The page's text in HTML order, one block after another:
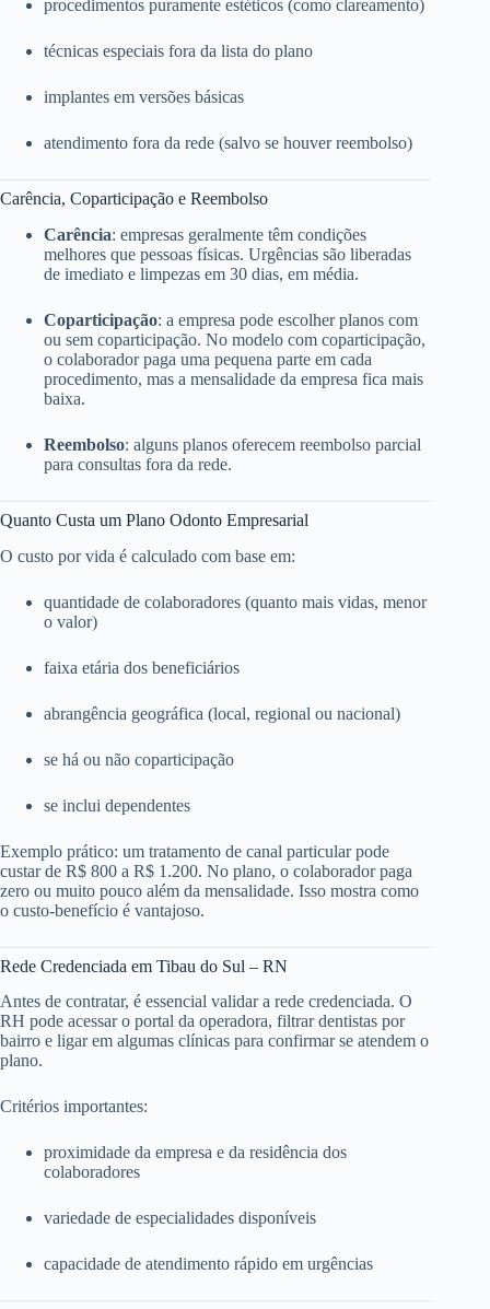
procedimentos puramente estéticos (como clareamento)
técnicas especiais fora da lista do plano
implantes em versões básicas
atendimento fora da rede (salvo se houver reembolso)
Carência, Coparticipação e Reembolso
Carência: empresas geralmente têm condições
melhores que pessoas físicas. Urgências são liberadas
de imediato e limpezas em 30 dias, em média.
Coparticipação: a empresa pode escolher planos com
ou sem coparticipação. No modelo com coparticipação,
o colaborador paga uma pequena parte em cada
procedimento, mas a mensalidade da empresa fica mais
baixa.
Reembolso: alguns planos oferecem reembolso parcial
para consultas fora da rede.
Quanto Custa um Plano Odonto Empresarial
O custo por vida é calculado com base em:
quantidade de colaboradores (quanto mais vidas, menor
o valor)
faixa etária dos beneficiários
abrangência geográfica (local, regional ou nacional)
se há ou não coparticipação
se inclui dependentes
Exemplo prático: um tratamento de canal particular pode
custar de R$ 800 a R$ 1.200. No plano, o colaborador paga
zero ou muito pouco além da mensalidade. Isso mostra como
o custo-benefício é vantajoso.
Rede Credenciada em Tibau do Sul – RN
Antes de contratar, é essencial validar a rede credenciada. O
RH pode acessar o portal da operadora, filtrar dentistas por
bairro e ligar em algumas clínicas para confirmar se atendem o
plano.
Critérios importantes:
proximidade da empresa e da residência dos
colaboradores
variedade de especialidades disponíveis
capacidade de atendimento rápido em urgências